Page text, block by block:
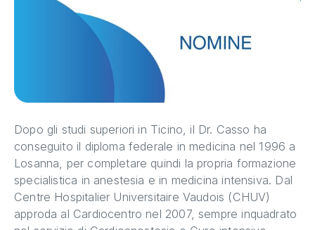
Dopo gli studi superiori in Ticino, il Dr. Casso ha
conseguito il diploma federale in medicina nel 1996 a
Losanna, per completare quindi la propria formazione
specialistica in anestesia e in medicina intensiva. Dal
Centre Hospitalier Universitaire Vaudois (CHUV)
approda al Cardiocentro nel 2007, sempre inquadrato